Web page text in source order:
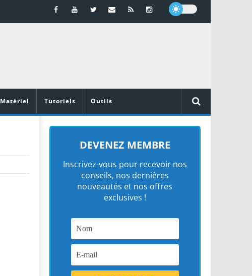
Matériel Tutoriels Outils
DEVENEZ MEMBRE
Inscrivez-vous pour recevoir nos
conseils, nos dernières
nouveautés et nos offres
exclusives !